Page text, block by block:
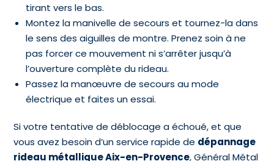
tirant vers le bas.
Montez la manivelle de secours et tournez-la dans
le sens des aiguilles de montre. Prenez soin à ne
pas forcer ce mouvement ni s’arrêter jusqu’à
l’ouverture complète du rideau.
Passez la manœuvre de secours au mode
électrique et faites un essai.
Si votre tentative de déblocage a échoué, et que
vous avez besoin d’un service rapide de dépannage
rideau métallique Aix-en-Provence, Général Métal